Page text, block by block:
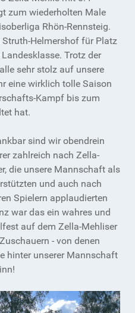
zum wiederholten Male
Rhön-Rennsteig.
Helmershof für Platz
Trotz der
sehr stolz auf unsere
eine wirklich tolle Saison
Kampf bis zum
hat.
sind wir obendrein
zahlreich nach Zella-
die unsere Mannschaft als
und auch nach
Spielern applaudierten
war das ein wahres und
auf dem Zella-Mehliser
- von denen
hinter unserer Mannschaft